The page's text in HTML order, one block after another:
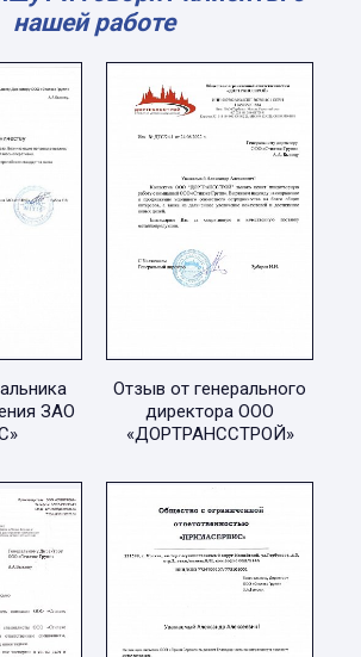
нашей работе
ЗАО
Отзыв от генерального
директора ООО
«ДОРТРАНССТРОЙ»